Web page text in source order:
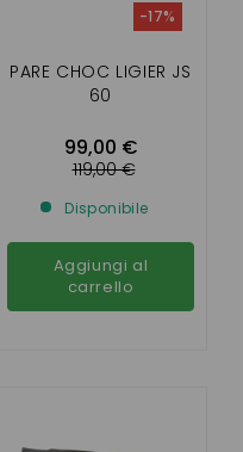
PARE CHOC LIGIER JS
60
99,00 €
-17%
119,00 €
Disponibile
Aggiungi al
carrello